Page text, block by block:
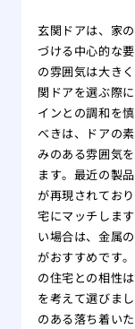
玄関ドアは、家
づける中心的な
の雰囲気は大き
関ドアを選ぶ際
インとの調和を
べきは、ドアの
みのある雰囲気
ます。最近の製
が再現されてお
宅にマッチしま
い場合は、金属
がおすすめです
の住宅との相性
を考えて選びま
のある落ち着い